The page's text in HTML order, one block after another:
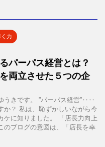
く力
パーパス経営とは？
両立させた５つの企
うきです。 ”パーパス経営”‥‥
か？ 私は、恥ずかしいながら今
ケに知りました。 「店長力向上
のブログの意図は、「店長を幸